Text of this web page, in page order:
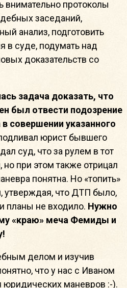
внимательно протоколы
заседаний,
анализ, подготовить
в суде, подумать над
доказательств со
задача доказать, что
был отвести подозрение
совершении указанного
юрист бывшего
суд, что за рулем в тот
при этом также отрицал
понятна. Но «топить»
утверждая, что ДТП было,
планы не входило. Нужно
«краю» меча Фемиды и
делом и изучив
что у нас с Иваном
юридических маневров :-).